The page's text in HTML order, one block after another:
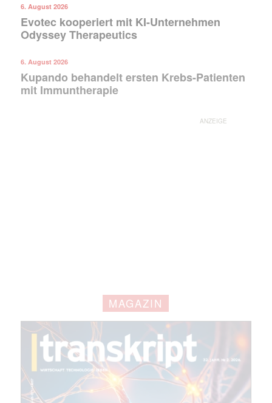
(erforderlich)
6. August 2026
Evotec kooperiert mit KI-Unternehmen
Odyssey Therapeutics
6. August 2026
Kupando behandelt ersten Krebs-Patienten
mit Immuntherapie
ANZEIGE
MAGAZIN